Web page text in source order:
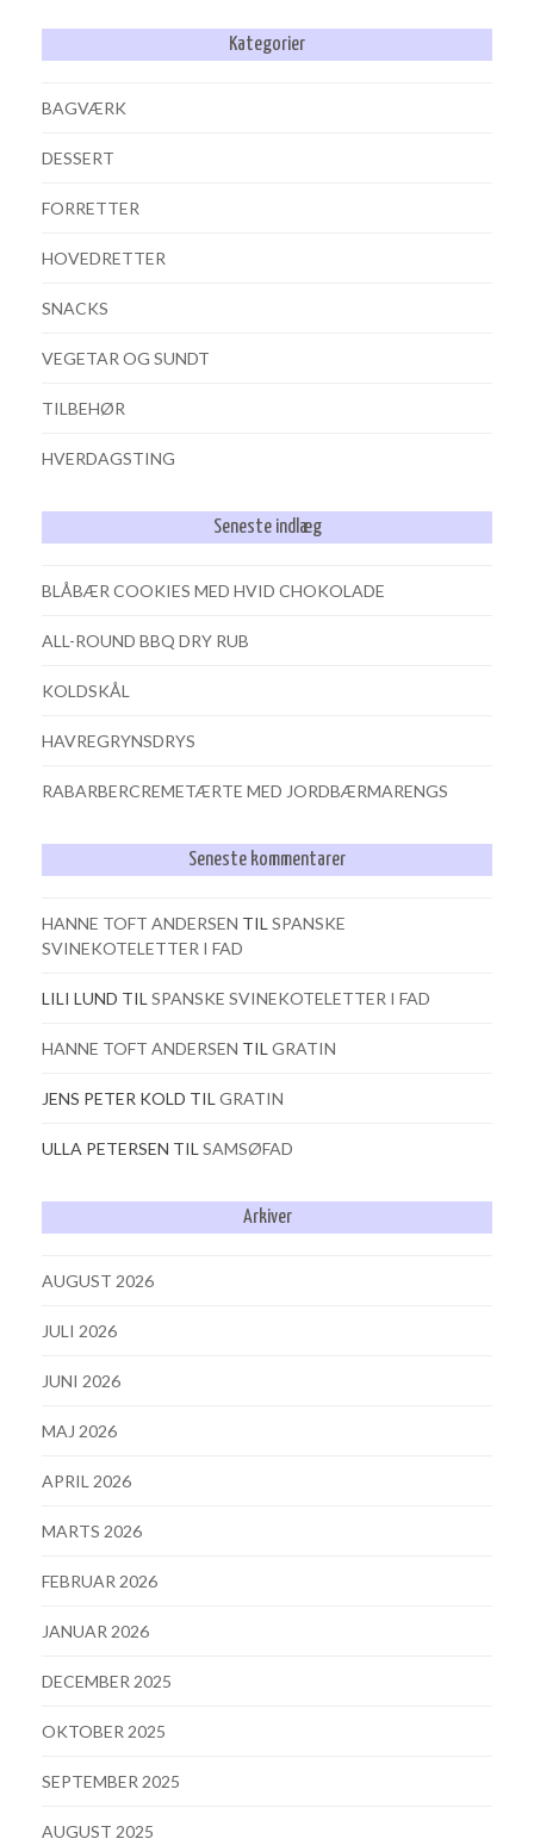
Kategorier
BAGVÆRK
DESSERT
FORRETTER
HOVEDRETTER
SNACKS
VEGETAR OG SUNDT
TILBEHØR
HVERDAGSTING
Seneste indlæg
BLÅBÆR COOKIES MED HVID CHOKOLADE
ALL-ROUND BBQ DRY RUB
KOLDSKÅL
HAVREGRYNSDRYS
RABARBERCREMETÆRTE MED JORDBÆRMARENGS
Seneste kommentarer
HANNE TOFT ANDERSEN TIL SPANSKE
SVINEKOTELETTER I FAD
LILI LUND TIL SPANSKE SVINEKOTELETTER I FAD
HANNE TOFT ANDERSEN TIL GRATIN
JENS PETER KOLD TIL GRATIN
ULLA PETERSEN TIL SAMSØFAD
Arkiver
AUGUST 2026
JULI 2026
JUNI 2026
MAJ 2026
APRIL 2026
MARTS 2026
FEBRUAR 2026
JANUAR 2026
DECEMBER 2025
OKTOBER 2025
SEPTEMBER 2025
AUGUST 2025